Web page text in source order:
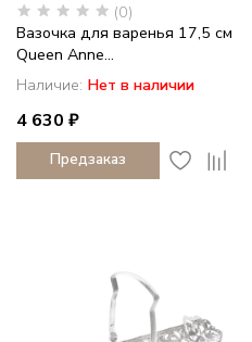
(0)
Вазочка для варенья 17,5 см
Queen Anne...
Наличие: Нет в наличии
4 630 ₽
Предзаказ